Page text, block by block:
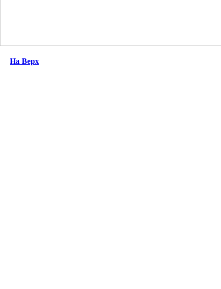
На Верх